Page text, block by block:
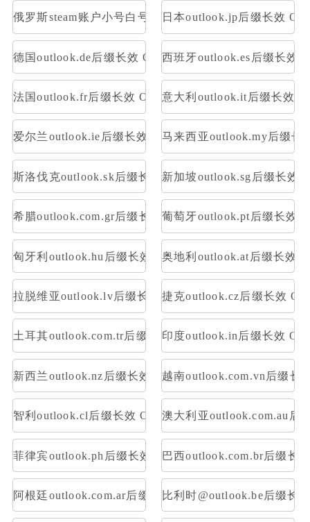
俄罗斯steam账户小号白号空号方舟日本outlook.jp后缀长效
德国outlook.de后缀长效 OAuth2令牌号 支持imap pop
西班牙outlook.es后缀长效
法国outlook.fr后缀长效 OAuth2令牌号 支持imap pop
意大利outlook.it后缀长效
爱尔兰outlook.ie后缀长效 OAuth2令牌号 支持imap pop
马来西亚outlook.my后缀长
斯洛伐克outlook.sk后缀长效 OAuth2令牌号 支持imap
新加坡outlook.sg后缀长效
希腊outlook.com.gr后缀长效 OAuth2令牌号 支持imap
葡萄牙outlook.pt后缀长效
匈牙利outlook.hu后缀长效 OAuth2令牌号 支持imap pop
奥地利outlook.at后缀长效
拉脱维亚outlook.lv后缀长效 OAuth2令牌号 支持imap
捷克outlook.cz后缀长效
土耳其outlook.com.tr后缀长效 OAuth2令牌号 支持imap
印度outlook.in后缀长效
新西兰outlook.nz后缀长效 OAuth2令牌号 支持imap pop
越南outlook.com.vn后缀长
智利outlook.cl后缀长效 OAuth2令牌号 支持imap pop
澳大利亚outlook.com.au后
菲律宾outlook.ph后缀长效 OAuth2令牌号 支持imap pop
巴西outlook.com.br后缀长
阿根廷outlook.com.ar后缀长效 OAuth2令牌号 支持imap
比利时@outlook.be后缀长